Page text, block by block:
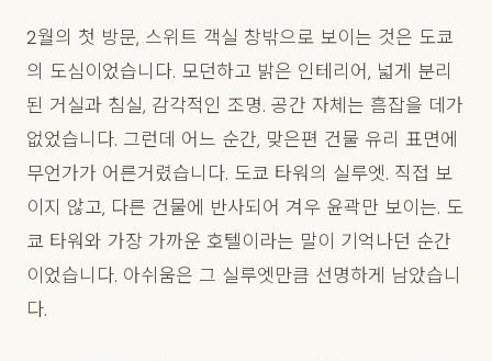
2월의 첫 방문, 스위트 객실 창밖으로 보이는 것은 도쿄
의 도심이었습니다. 모던하고 밝은 인테리어, 넓게 분리
된 거실과 침실, 감각적인 조명. 공간 자체는 흠잡을 데가
없었습니다. 그런데 어느 순간, 맞은편 건물 유리 표면에
무언가가 어른거렸습니다. 도쿄 타워의 실루엣. 직접 보
이지 않고, 다른 건물에 반사되어 겨우 윤곽만 보이는. 도
쿄 타워와 가장 가까운 호텔이라는 말이 기억나던 순간
이었습니다. 아쉬움은 그 실루엣만큼 선명하게 남았습니
다.